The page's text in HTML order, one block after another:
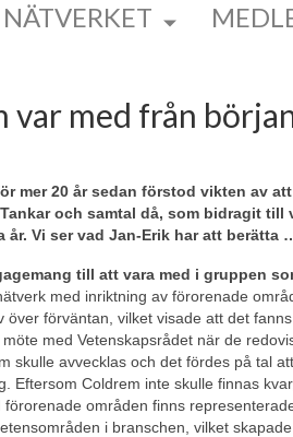
NÄTVERKET
var med från
mer 20 år sedan förstod vikten av
och samtal då, som bidragit till
Vi ser vad Jan-Erik har att berätta
till att vara med i gruppen
med inriktning av förorenade
förväntan, vilket visade att det
med Vetenskapsrådet när de
skulle avvecklas och det fördes på tal
Eftersom Coldrem inte skulle finnas
områden finns
i branschen, vilket